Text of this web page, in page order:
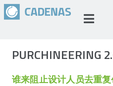
PURCHINEERING
谁来阻止设计人员去重